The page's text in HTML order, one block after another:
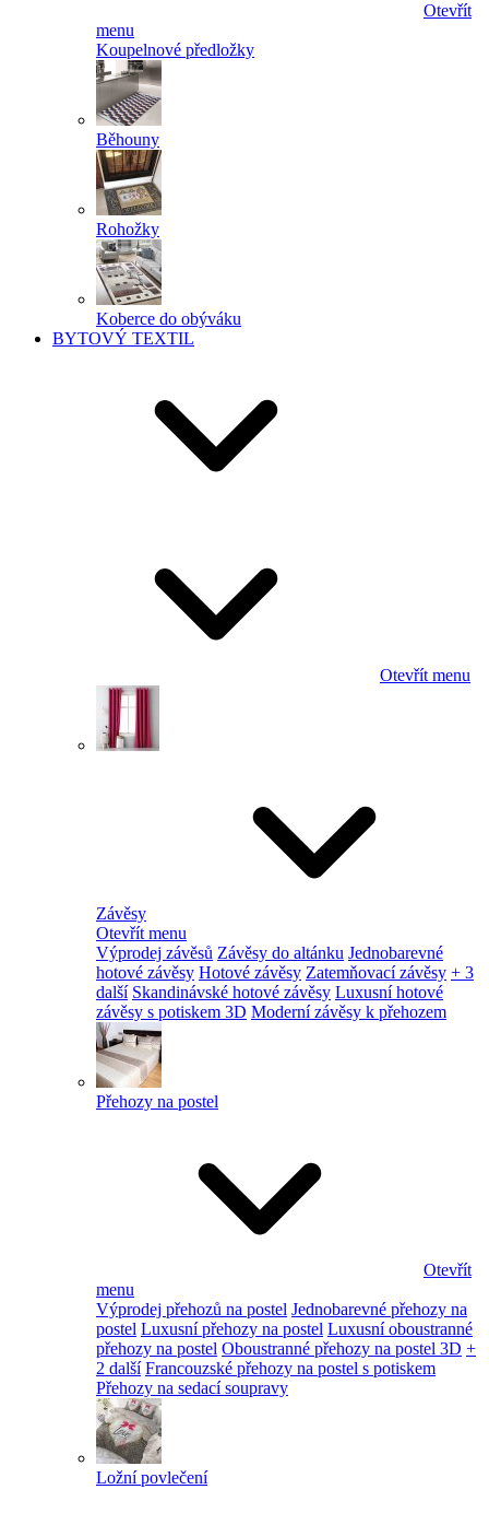
Otevřít
menu
Koupelnové předložky
Běhouny
Rohožky
Koberce do obýváku
BYTOVÝ TEXTIL
Otevřít menu
Závěsy
Otevřít menu
Výprodej závěsů Závěsy do altánku Jednobarevné
hotové závěsy Hotové závěsy Zatemňovací závěsy + 3
další Skandinávské hotové závěsy Luxusní hotové
závěsy s potiskem 3D Moderní závěsy k přehozem
Přehozy na postel
Otevřít
menu
Výprodej přehozů na postel Jednobarevné přehozy na
postel Luxusní přehozy na postel Luxusní oboustranné
přehozy na postel Oboustranné přehozy na postel 3D +
2 další Francouzské přehozy na postel s potiskem
Přehozy na sedací soupravy
Ložní povlečení